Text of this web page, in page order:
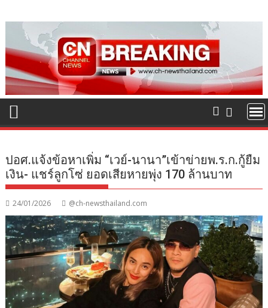
to
content
ปอศ.แจ้งข้อหาเพิ่ม “เวย์-นานา”เข้าข่ายพ.ร.ก.กู้ยืม
เงิน- แชร์ลูกโซ่ ยอดเสียหายพุ่ง 170 ล้านบาท
24/01/2026 @ch-newsthailand.com